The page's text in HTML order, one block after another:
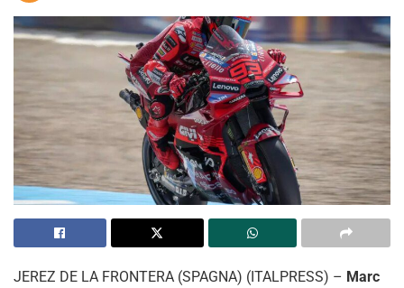
JEREZ DE LA FRONTERA (SPAGNA) (ITALPRESS) – Marc